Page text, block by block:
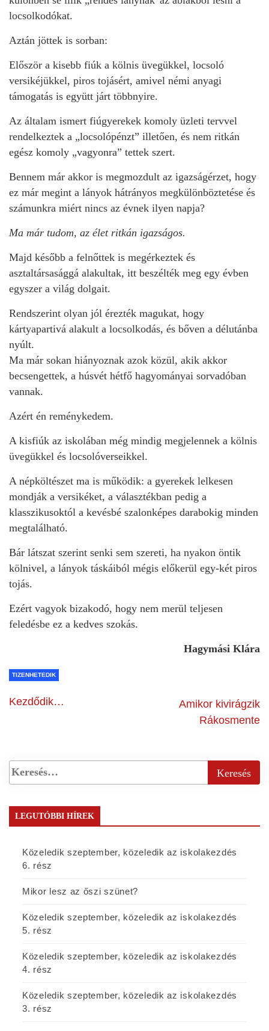
locsolkodókat.
Aztán jöttek is sorban:
Először a kisebb fiúk a kölnis üvegükkel, locsoló
versikéjükkel, piros tojásért, amivel némi anyagi
támogatás is együtt járt többnyire.
Az általam ismert fiúgyerekek komoly üzleti tervvel
rendelkeztek a „locsolópénzt” illetően, és nem ritkán
egész komoly „vagyonra” tettek szert.
Bennem már akkor is megmozdult az igazságérzet, hogy
ez már megint a lányok hátrányos megkülönböztetése és
számunkra miért nincs az évnek ilyen napja?
Ma már tudom, az élet ritkán igazságos.
Majd később a felnőttek is megérkeztek és
asztaltársasággá alakultak, itt beszélték meg egy évben
egyszer a világ dolgait.
Rendszerint olyan jól érezték magukat, hogy
kártyapartivá alakult a locsolkodás, és bőven a délutánba
nyúlt.
Ma már sokan hiányoznak azok közül, akik akkor
becsengettek, a húsvét hétfő hagyományai sorvadóban
vannak.
Azért én reménykedem.
A kisfiúk az iskolában még mindig megjelennek a kölnis
üvegükkel és locsolóverseikkel.
A népköltészet ma is működik: a gyerekek lelkesen
mondják a versikéket, a választékban pedig a
klasszikusoktól a kevésbé szalonképes darabokig minden
megtalálható.
Bár látszat szerint senki sem szereti, ha nyakon öntik
kölnivel, a lányok táskáiból mégis előkerül egy-két piros
tojás.
Ezért vagyok bizakodó, hogy nem merül teljesen
feledésbe ez a kedves szokás.
Hagymási Klára
TIZENHETEDIK
Kezdődik…
Amikor kivirágzik
Rákosmente
LEGUTÓBBI HÍREK
Közeledik szeptember, közeledik az iskolakezdés
6. rész
Mikor lesz az őszi szünet?
Közeledik szeptember, közeledik az iskolakezdés
5. rész
Közeledik szeptember, közeledik az iskolakezdés
4. rész
Közeledik szeptember, közeledik az iskolakezdés
3. rész